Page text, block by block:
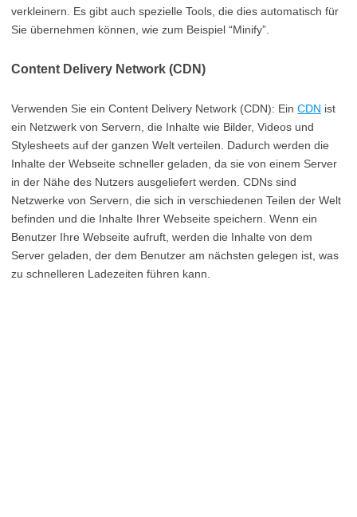
verkleinern. Es gibt auch spezielle Tools, die dies automatisch für
Sie übernehmen können, wie zum Beispiel “Minify”.
Content Delivery Network (CDN)
Verwenden Sie ein Content Delivery Network (CDN): Ein CDN ist
ein Netzwerk von Servern, die Inhalte wie Bilder, Videos und
Stylesheets auf der ganzen Welt verteilen. Dadurch werden die
Inhalte der Webseite schneller geladen, da sie von einem Server
in der Nähe des Nutzers ausgeliefert werden. CDNs sind
Netzwerke von Servern, die sich in verschiedenen Teilen der Welt
befinden und die Inhalte Ihrer Webseite speichern. Wenn ein
Benutzer Ihre Webseite aufruft, werden die Inhalte von dem
Server geladen, der dem Benutzer am nächsten gelegen ist, was
zu schnelleren Ladezeiten führen kann.